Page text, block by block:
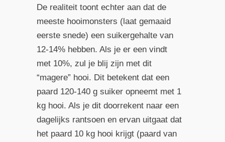
De realiteit toont echter aan dat de
meeste hooimonsters (laat gemaaid
eerste snede) een suikergehalte van
12-14% hebben. Als je er een vindt
met 10%, zul je blij zijn met dit
“magere” hooi. Dit betekent dat een
paard 120-140 g suiker opneemt met 1
kg hooi. Als je dit doorrekent naar een
dagelijks rantsoen en ervan uitgaat dat
het paard 10 kg hooi krijgt (paard van